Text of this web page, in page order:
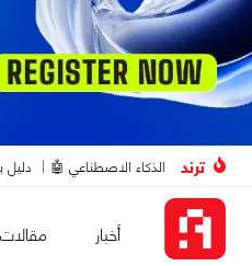
ترند الذكاء الاصطناعي 🤖 دليل
أخبار مقالات